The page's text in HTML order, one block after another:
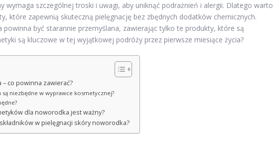
wymaga szczególnej troski i uwagi, aby uniknąć podrażnień i alergii. Dlatego warto
które zapewnią skuteczną pielęgnację bez zbędnych dodatków chemicznych.
być starannie przemyślana, zawierając tylko te produkty, które są
są kluczowe w tej wyjątkowej podróży przez pierwsze miesiące życia?
co powinna zawierać?
niezbędne w wyprawce kosmetycznej?
dla noworodka jest ważny?
w pielęgnacji skóry noworodka?